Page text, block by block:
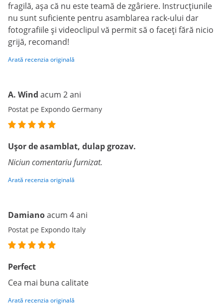
fragilă, așa că nu este teamă de zgâriere. Instrucțiunile
nu sunt suficiente pentru asamblarea rack-ului dar
fotografiile și videoclipul vă permit să o faceți fără nicio
grijă, recomand!
Arată recenzia originală
A. Wind acum 2 ani
Postat pe Expondo Germany
Ușor de asamblat, dulap grozav.
Niciun comentariu furnizat.
Arată recenzia originală
Damianoacum 4 ani
Postat pe Expondo Italy
Perfect
Cea mai buna calitate
Arată recenzia originală